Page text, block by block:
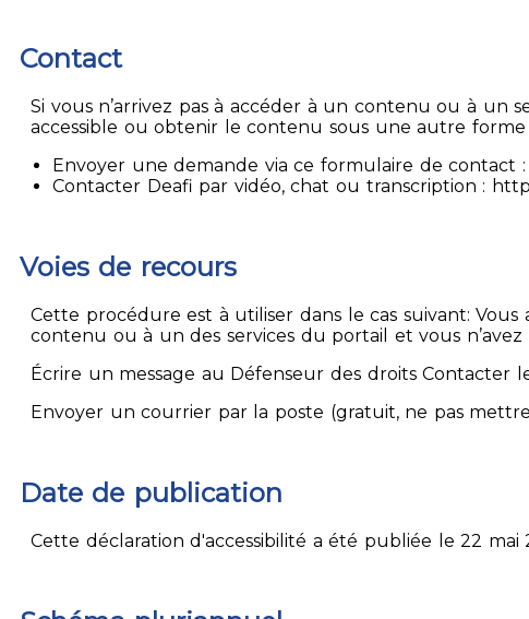
Contact
Si vous n’arrivez pas à accéder à un contenu ou à
accessible ou obtenir le contenu sous une autre forme
Envoyer une demande via ce formulaire de contact :
Contacter Deafi par vidéo, chat ou transcription :
Voies de recours
Cette procédure est à utiliser dans le cas suivant:
contenu ou à un des services du portail et vous
Écrire un message au Défenseur des droits
Envoyer un courrier par la poste (gratuit, ne pas
Date de publication
Cette déclaration d'accessibilité a été publiée le 22